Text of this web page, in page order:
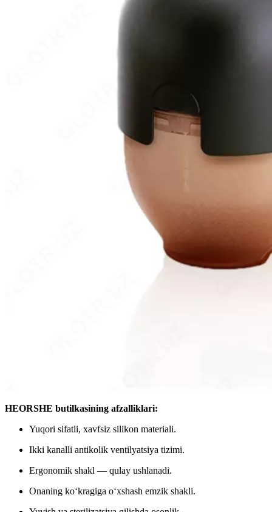
HEORSHE butilkasining afzalliklari:
Yuqori sifatli, xavfsiz silikon materiali.
Ikki kanalli antikolik ventilyatsiya tizimi.
Ergonomik shakl — qulay ushlanadi.
Onaning ko‘kragiga o‘xshash emzik shakli.